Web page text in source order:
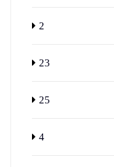
2
23
25
4